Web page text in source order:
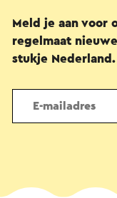
Meld je aan voor
regelmaat
stukje Nederland.